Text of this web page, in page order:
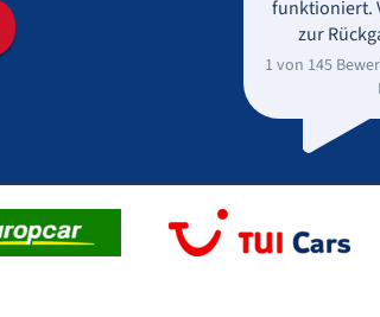
funktioniert.
zur
1 von 145